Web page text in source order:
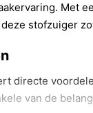
Met
stofzuiger
directe
van de